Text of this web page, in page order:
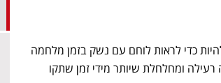
כדי לראות לוחם עם נשק בזמן מלחמה
ומחלחלת שיותר מידי זמן שתקו